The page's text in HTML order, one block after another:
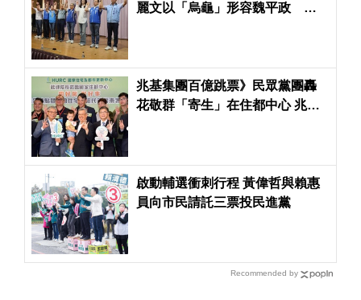
麗文以「烏龜」形容魏平政 喊
兆基集團百億跳票》民眾黨團轟
花敬群「寄生」在住都中心 兆基
啟動輔選衝刺行程 黃偉哲與賴惠
員向市民請託三票投民進黨
Recommended by